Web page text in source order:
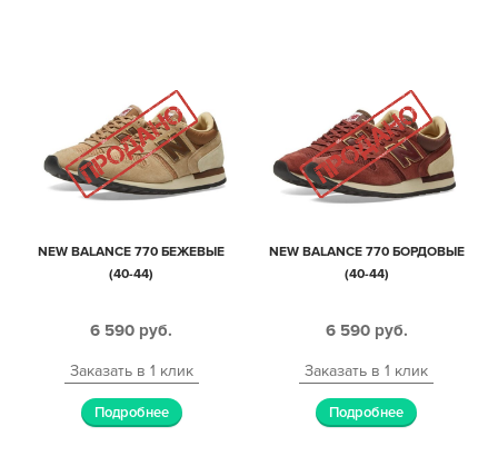
NEW BALANCE 770 БЕЖЕВЫЕ
(40-44)
6 590 руб.
Заказать в 1 клик
Подробнее
NEW BALANCE 770 БОРДОВЫЕ
(40-44)
6 590 руб.
Заказать в 1 клик
Подробнее